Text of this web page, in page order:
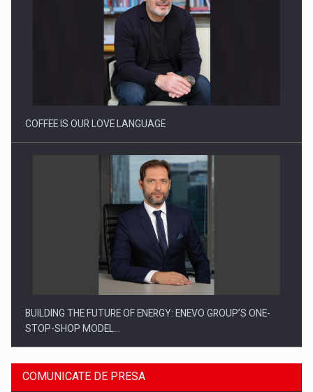
Proteinmaxxing and the Future of Protein Demand
COFFEE IS OUR LOVE LANGUAGE
BUILDING THE FUTURE OF ENERGY: ENEVO GROUP’S ONE-
STOP-SHOP MODEL…
COMUNICATE DE PRESA